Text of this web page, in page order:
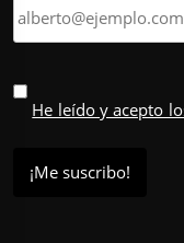
He leído y acepto